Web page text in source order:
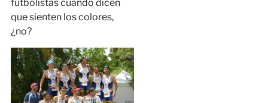
futbolistas cuando dicen
que sienten los colores,
¿no?